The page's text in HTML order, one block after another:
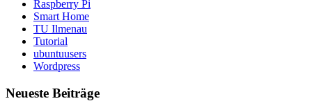
Raspberry Pi
Smart Home
TU Ilmenau
Tutorial
ubuntuusers
Wordpress
Neueste Beiträge